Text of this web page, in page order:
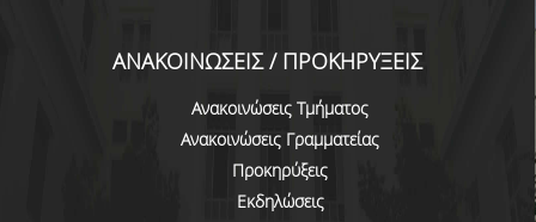
ΔΙΟΙΚΗΤΙΚΟ ΠΡΟΣΩΠΙΚΟ
ΜΕΤΑΔΙΔΑΚΤΟΡΙΚΟΙ ΕΡΕΥΝΗΤΕΣ
ΜΗΤΡΩΟ ΜΕΛΩΝ ΤΜΗΜΑΤΟΣ
ΠΡΟΠΤΥΧΙΑΚΕΣ ΣΠΟΥΔΕΣ
ΑΝΑΚΟΙΝΩΣΕΙΣ / ΠΡΟΚΗΡΥΞΕΙΣ
Ανακοινώσεις Τμήματος
Ανακοινώσεις Γραμματείας
Προκηρύξεις
Εκδηλώσεις